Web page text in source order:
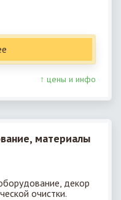
↑ цены и инфо
материалы
декор
очистки.